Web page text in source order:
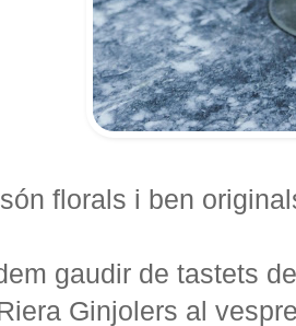
florals i ben
gaudir de tastets
Ginjolers al